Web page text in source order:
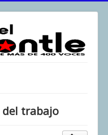
del trabajo